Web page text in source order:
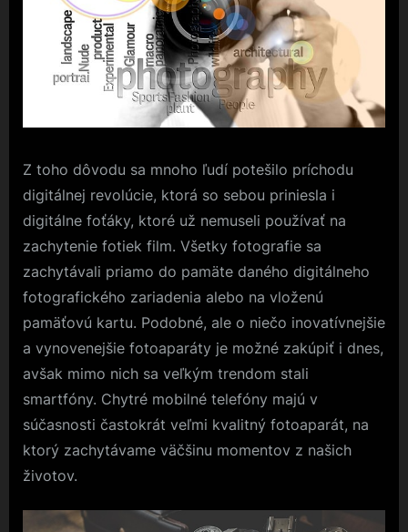
Z toho dôvodu sa mnoho ľudí potešilo príchodu
digitálnej revolúcie, ktorá so sebou priniesla i
digitálne foťáky, ktoré už nemuseli používať na
zachytenie fotiek film. Všetky fotografie sa
zachytávali priamo do pamäte daného digitálneho
fotografického zariadenia alebo na vloženú
pamäťovú kartu. Podobné, ale o niečo inovatívnejšie
a vynovenejšie fotoaparáty je možné zakúpiť i dnes,
avšak mimo nich sa veľkým trendom stali
smartfóny. Chytré mobilné telefóny majú v
súčasnosti častokrát veľmi kvalitný fotoaparát, na
ktorý zachytávame väčšinu momentov z našich
životov.